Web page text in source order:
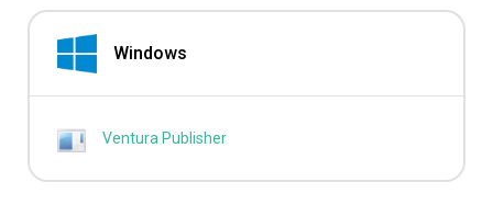
Windows
Ventura Publisher